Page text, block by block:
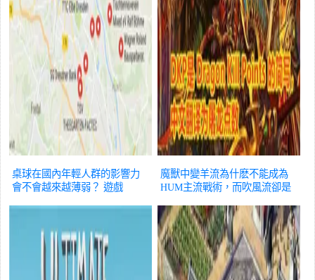
桌球在國內年輕人群的影響力
會不會越來越薄弱？ 遊戲
魔獸中變羊流為什麽不能成為
HUM主流戰術，而吹風流卻是
遊戲